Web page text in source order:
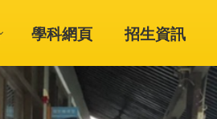
學科網頁 招生資訊